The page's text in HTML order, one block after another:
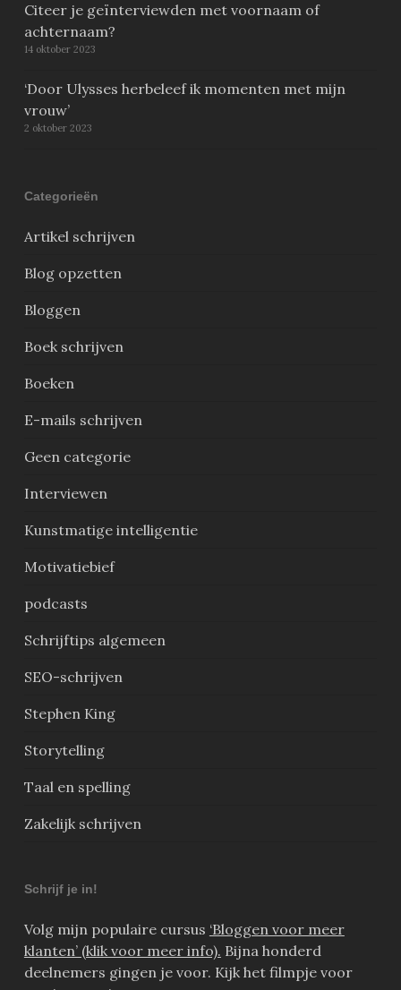
Citeer je geïnterviewden met voornaam of
achternaam?
14 oktober 2023
‘Door Ulysses herbeleef ik momenten met mijn
vrouw’
2 oktober 2023
Categorieën
Artikel schrijven
Blog opzetten
Bloggen
Boek schrijven
Boeken
E-mails schrijven
Geen categorie
Interviewen
Kunstmatige intelligentie
Motivatiebief
podcasts
Schrijftips algemeen
SEO-schrijven
Stephen King
Storytelling
Taal en spelling
Zakelijk schrijven
Schrijf je in!
Volg mijn populaire cursus ‘Bloggen voor meer
klanten’ (klik voor meer info). Bijna honderd
deelnemers gingen je voor. Kijk het filmpje voor